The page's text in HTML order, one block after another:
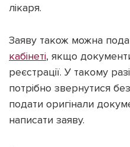
лікаря.
Заяву також можна
кабінеті, якщо
реєстрації. У такому
потрібно звернутися
подати оригінали
написати заяву.